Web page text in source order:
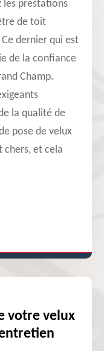
les prestations
de toit
dernier qui est
de la confiance
Champ.
la qualité de
pose de velux
chers, et cela
votre velux